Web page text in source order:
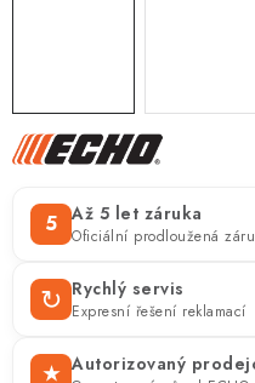
5 Až 5 let záruka
Oficiální prodloužená
↻ Rychlý servis
Expresní řešení reklamací
★ Autorizovaný